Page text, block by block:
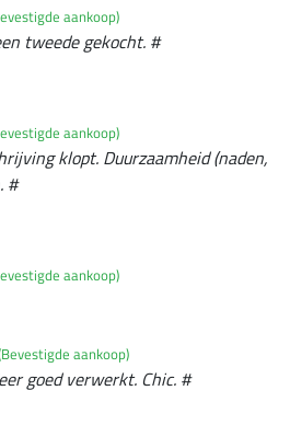
aankoop)
tweede gekocht. #
aankoop)
klopt. Duurzaamheid (naden,
#
aankoop)
aankoop)
goed verwerkt. Chic. #